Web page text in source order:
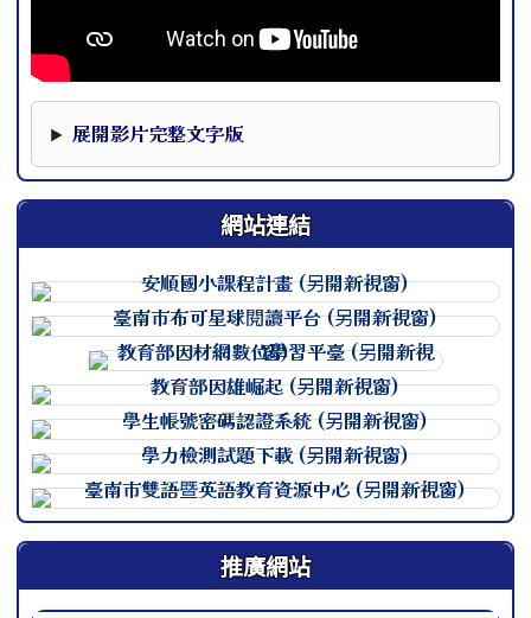
展開影片完整文字版
網站連結
連至 http://
連至 http://
連至 http://
連至 http://
連至 http://
連至 http://
連至 http://
推廣網站